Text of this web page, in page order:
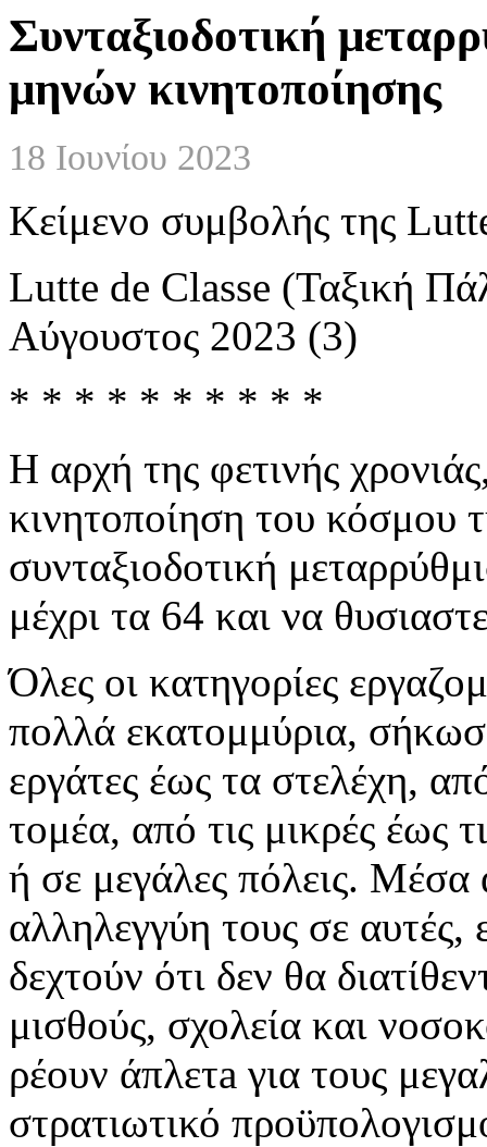
Συνταξιοδοτική
μηνών κινητοποίησης
18 Ιουνίου 2023
Κείμενο συμβολής της
Lutte de Classe (Ταξική
Αύγουστος 2023 (3)
* * * * * * * * * *
Η αρχή της φετινής
κινητοποίηση του κόσμου
συνταξιοδοτική
μέχρι τα 64 και να
Όλες οι κατηγορίες
πολλά εκατομμύρια,
εργάτες έως τα στελέχη,
τομέα, από τις μικρές έως
ή σε μεγάλες πόλεις. Μέσα
αλληλεγγύη τους σε
δεχτούν ότι δεν θα
μισθούς, σχολεία και
ρέουν άπλετa για τους
στρατιωτικό